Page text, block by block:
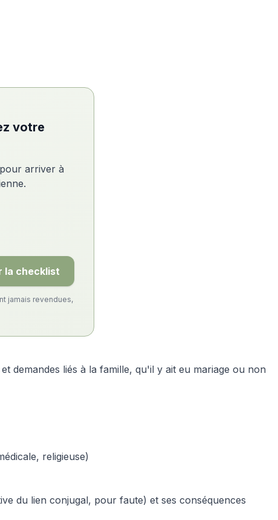
votre
arriver à
la checklist
jamais revendues,
demandes liés à la famille, qu'il y ait eu mariage ou non
religieuse)
du lien conjugal, pour faute) et ses conséquences